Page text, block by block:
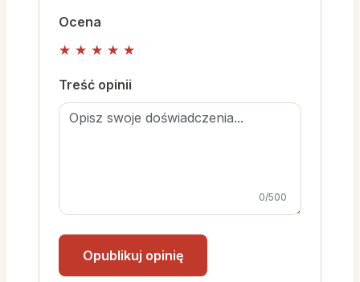
Ocena
★ ★ ★ ★ ★
Treść opinii
0/500
Opublikuj opinię